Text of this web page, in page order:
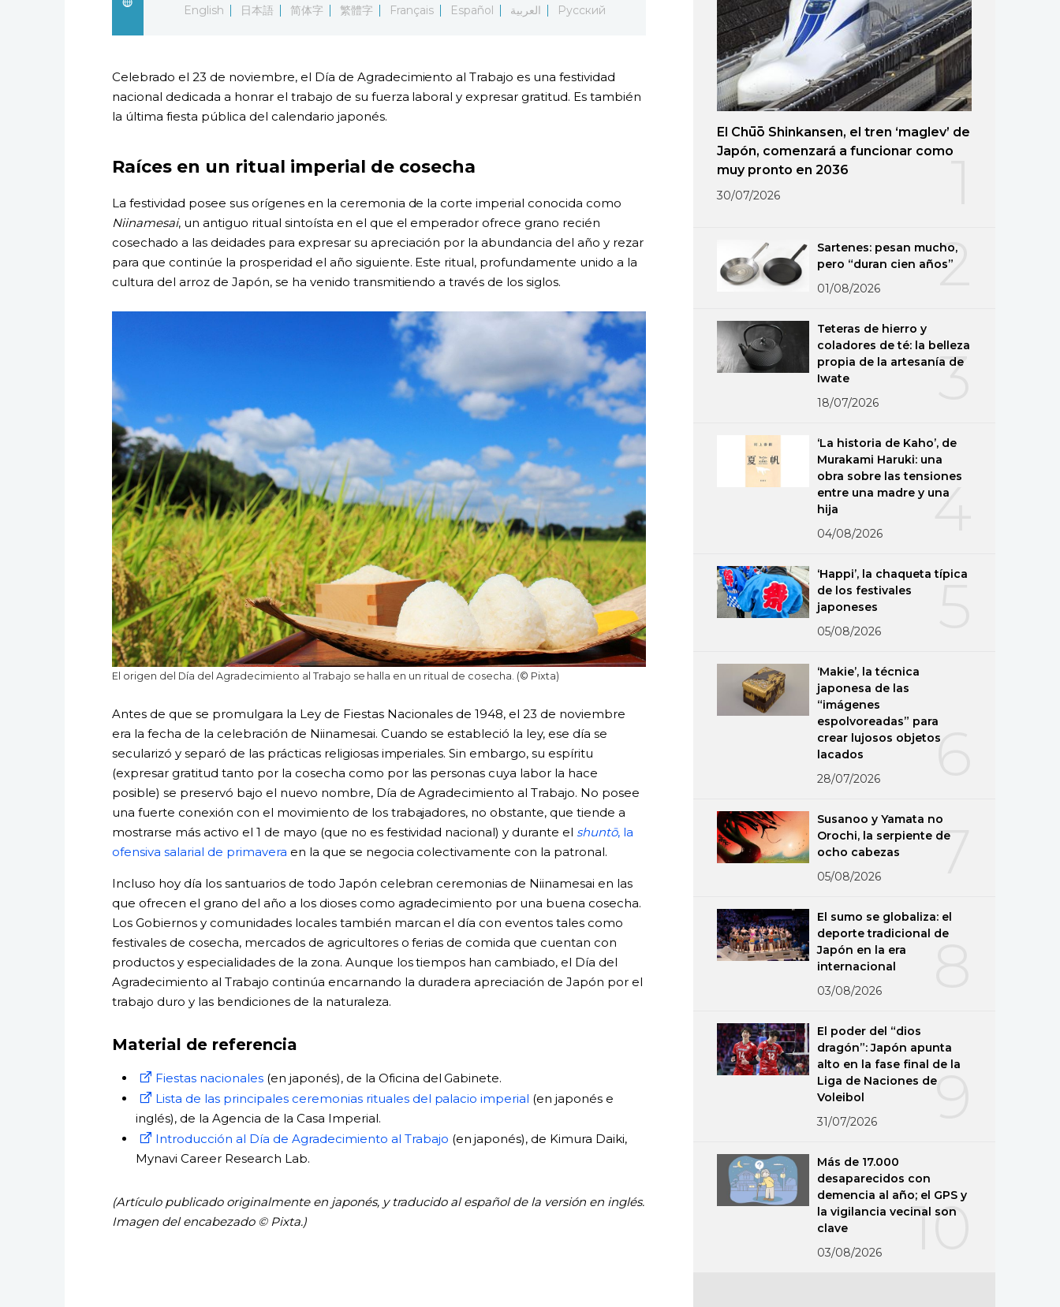
English
日本語 简体字 繁體字 Français Español العربية Русский
Celebrado el 23 de noviembre, el Día de Agradecimiento al Trabajo es una festividad
nacional dedicada a honrar el trabajo de su fuerza laboral y expresar gratitud. Es también
la última fiesta pública del calendario japonés.
Raíces en un ritual imperial de cosecha
La festividad posee sus orígenes en la ceremonia de la corte imperial conocida como
Niinamesai, un antiguo ritual sintoísta en el que el emperador ofrece grano recién
cosechado a las deidades para expresar su apreciación por la abundancia del año y rezar
para que continúe la prosperidad el año siguiente. Este ritual, profundamente unido a la
cultura del arroz de Japón, se ha venido transmitiendo a través de los siglos.
El origen del Día del Agradecimiento al Trabajo se halla en un ritual de cosecha. (© Pixta)
Antes de que se promulgara la Ley de Fiestas Nacionales de 1948, el 23 de noviembre
era la fecha de la celebración de Niinamesai. Cuando se estableció la ley, ese día se
secularizó y separó de las prácticas religiosas imperiales. Sin embargo, su espíritu
(expresar gratitud tanto por la cosecha como por las personas cuya labor la hace
posible) se preservó bajo el nuevo nombre, Día de Agradecimiento al Trabajo. No posee
una fuerte conexión con el movimiento de los trabajadores, no obstante, que tiende a
mostrarse más activo el 1 de mayo (que no es festividad nacional) y durante el shuntō, la
ofensiva salarial de primavera en la que se negocia colectivamente con la patronal.
Incluso hoy día los santuarios de todo Japón celebran ceremonias de Niinamesai en las
que ofrecen el grano del año a los dioses como agradecimiento por una buena cosecha.
Los Gobiernos y comunidades locales también marcan el día con eventos tales como
festivales de cosecha, mercados de agricultores o ferias de comida que cuentan con
productos y especialidades de la zona. Aunque los tiempos han cambiado, el Día del
Agradecimiento al Trabajo continúa encarnando la duradera apreciación de Japón por el
trabajo duro y las bendiciones de la naturaleza.
Material de referencia
Fiestas nacionales(en japonés), de la Oficina del Gabinete.
Lista de las principales ceremonias rituales del palacio imperial (en japonés e
inglés), de la Agencia de la Casa Imperial.
Introducción al Día de Agradecimiento al Trabajo (en japonés), de Kimura Daiki,
Mynavi Career Research Lab.
(Artículo publicado originalmente en japonés, y traducido al español de la versión en inglés.
Imagen del encabezado © Pixta.)
El Chūō Shinkansen, el tren ‘maglev’ de
Japón, comenzará a funcionar como
muy pronto en 2036
30/07/2026
2
Sartenes: pesan mucho,
pero “duran cien años”
01/08/2026
3
Teteras de hierro y
coladores de té: la belleza
propia de la artesanía de
Iwate
18/07/2026
4
‘La historia de Kaho’, de
Murakami Haruki: una
obra sobre las tensiones
entre una madre y una
hija
04/08/2026
5
‘Happi’, la chaqueta típica
de los festivales
japoneses
05/08/2026
6
‘Makie’, la técnica
japonesa de las
“imágenes
espolvoreadas” para
crear lujosos objetos
lacados
28/07/2026
7
Susanoo y Yamata no
Orochi, la serpiente de
ocho cabezas
05/08/2026
El sumo se globaliza: el
deporte tradicional de
Japón en la era
internacional
03/08/2026
9
El poder del “dios
dragón”: Japón apunta
alto en la fase final de la
Liga de Naciones de
Voleibol
31/07/2026
10
Más de 17.000
desaparecidos con
demencia al año; el GPS y
la vigilancia vecinal son
clave
03/08/2026